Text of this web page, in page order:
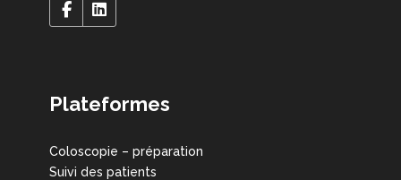
Plateformes
Coloscopie – préparation
Suivi des patients